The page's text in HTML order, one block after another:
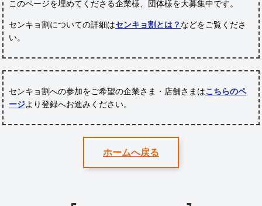
このページを埋めてくださる企業様、団体様を大募集中です。
センキョ割についての詳細はセンキョ割とは？ などをご覧くださ
い。
センキョ割への参加をご希望の企業さま・店舗さまはこちらのペ
ージより登録へお進みください。
ホームへ戻る